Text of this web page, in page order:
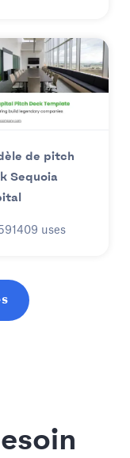
de pitch
Sequoia
uses